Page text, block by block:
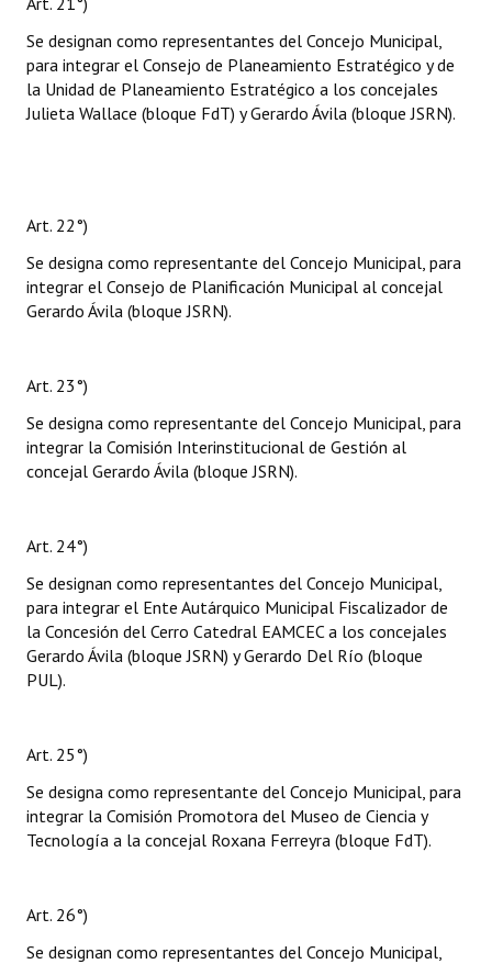
Se designan como representantes del Concejo Municipal,
para integrar el Consejo de Planeamiento Estratégico y de
la Unidad de Planeamiento Estratégico a los concejales
Julieta Wallace (bloque FdT) y Gerardo Ávila (bloque JSRN).
Art. 22°)
Se designa como representante del Concejo Municipal, para
integrar el Consejo de Planificación Municipal al concejal
Gerardo Ávila (bloque JSRN).
Art. 23°)
Se designa como representante del Concejo Municipal, para
integrar la Comisión Interinstitucional de Gestión al
concejal Gerardo Ávila (bloque JSRN).
Art. 24°)
Se designan como representantes del Concejo Municipal,
para integrar el Ente Autárquico Municipal Fiscalizador de
la Concesión del Cerro Catedral EAMCEC a los concejales
Gerardo Ávila (bloque JSRN) y Gerardo Del Río (bloque
PUL).
Art. 25°)
Se designa como representante del Concejo Municipal, para
integrar la Comisión Promotora del Museo de Ciencia y
Tecnología a la concejal Roxana Ferreyra (bloque FdT).
Art. 26°)
Se designan como representantes del Concejo Municipal,